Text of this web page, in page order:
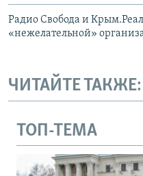
Радио Свобода и
«нежелательной»
ЧИТАЙТЕ ТАКЖЕ:
ТОП-ТЕМА